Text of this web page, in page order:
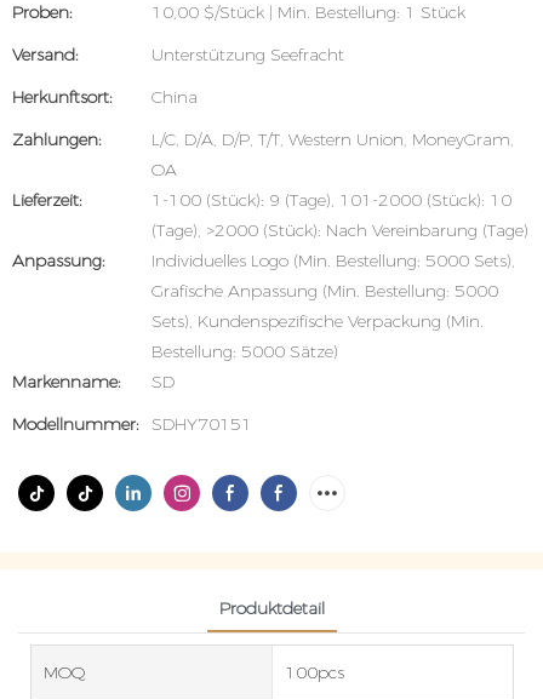
Proben:
10,00 $/Stück | Min. Bestellung: 1 Stück
Versand:
Unterstützung Seefracht
Herkunftsort:
China
Zahlungen:
L/C, D/A, D/P, T/T, Western Union, MoneyGram,
OA
Lieferzeit:
1-100 (Stück): 9 (Tage), 101-2000 (Stück): 10
(Tage), >2000 (Stück): Nach Vereinbarung (Tage)
Anpassung:
Individuelles Logo (Min. Bestellung: 5000 Sets),
Grafische Anpassung (Min. Bestellung: 5000
Sets), Kundenspezifische Verpackung (Min.
Bestellung: 5000 Sätze)
Markenname:
SD
Modellnummer:
SDHY70151
Produktdetail
MOQ 100pcs